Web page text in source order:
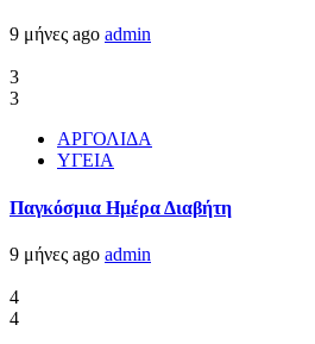
9 μήνες ago admin
3
3
ΑΡΓΟΛΙΔΑ
ΥΓΕΙΑ
Παγκόσμια Ημέρα Διαβήτη
9 μήνες ago admin
4
4